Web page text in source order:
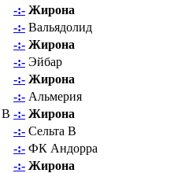
-:- Жирона
-:- Вальядолид
-:- Жирона
-:- Эйбар
-:- Жирона
-:- Альмерия
В -:- Жирона
-:- Сельта В
-:- ФК Андорра
-:- Жирона